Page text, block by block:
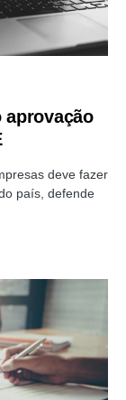
aprovação
deve fazer
país, defende